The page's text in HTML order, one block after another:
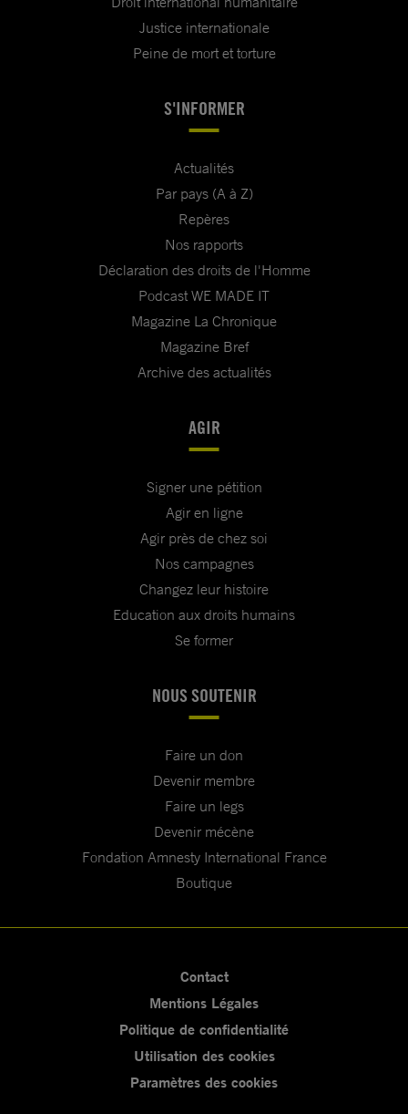
Justice internationale
Peine de mort et torture
S'INFORMER
Actualités
Par pays (A à Z)
Repères
Nos rapports
Déclaration des droits de l'Homme
Podcast WE MADE IT
Magazine La Chronique
Magazine Bref
Archive des actualités
AGIR
Signer une pétition
Agir en ligne
Agir près de chez soi
Nos campagnes
Changez leur histoire
Education aux droits humains
Se former
NOUS SOUTENIR
Faire un don
Devenir membre
Faire un legs
Devenir mécène
Fondation Amnesty International France
Boutique
Contact
Mentions Légales
Politique de confidentialité
Utilisation des cookies
Paramètres des cookies